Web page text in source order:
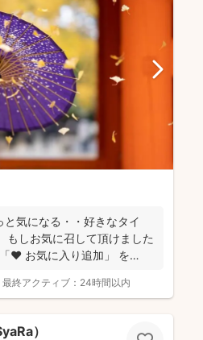
気になる・・好きなタイ
しお気に召して頂けました
お気に入り追加」 を
最終アクティブ： 24時間以内
）